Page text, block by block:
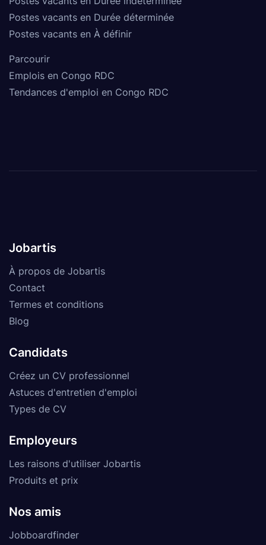
Postes vacants en Durée déterminée
Postes vacants en À définir
Parcourir
Emplois en Congo RDC
Tendances d'emploi en Congo RDC
Jobartis
À propos de Jobartis
Contact
Termes et conditions
Blog
Candidats
Créez un CV professionnel
Astuces d'entretien d'emploi
Types de CV
Employeurs
Les raisons d'utiliser Jobartis
Produits et prix
Nos amis
Jobboardfinder